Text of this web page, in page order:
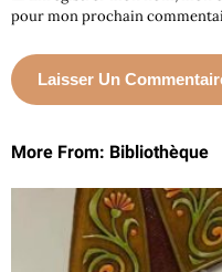
pour mon prochain
More From: Bibliothèque